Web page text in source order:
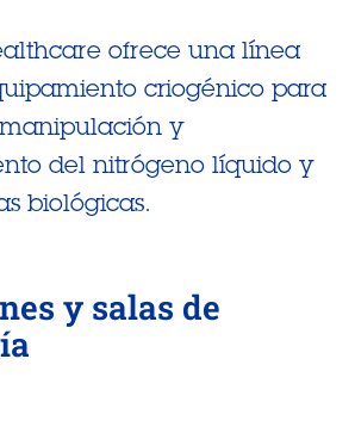
ofrece una línea
criogénico para
y
del nitrógeno líquido y
biológicas.
y salas de